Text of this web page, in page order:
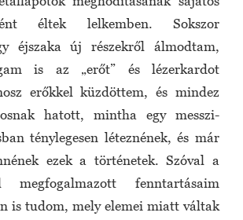
éltek lelkemben. Sokszor
éjszaka új részekről álmodtam,
is az „erőt” és lézerkardot
erőkkel küzdöttem, és mindez
hatott, mintha egy messzi-
ténylegesen léteznének, és már
ezek a történetek. Szóval a
fenntartásaim
is tudom, mely elemei miatt váltak